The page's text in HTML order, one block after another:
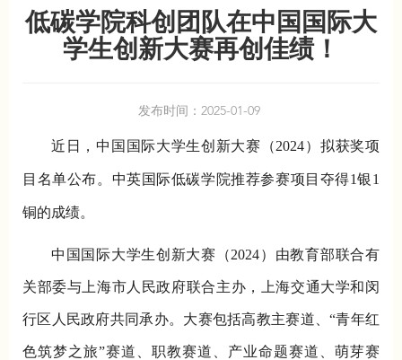
低碳学院科创团队在中国国际大
学生创新大赛再创佳绩！
发布时间：2025-01-09
近日，中国国际大学生创新大赛（2024）拟获奖项
目名单公布。中英国际低碳学院推荐参赛项目夺得1银1
铜的成绩。
中国国际大学生创新大赛（2024）由教育部联合有
关部委与上海市人民政府联合主办，上海交通大学和闵
行区人民政府共同承办。大赛包括高教主赛道、“青年红
色筑梦之旅”赛道、职教赛道、产业命题赛道、萌芽赛